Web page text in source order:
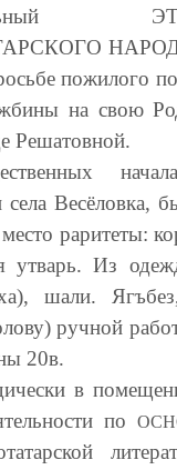
пожилого
на свою
Решатовной.
села Весёловка,
раритеты:
утварь. Из
шали.
ручной
20в.
в помещении
по